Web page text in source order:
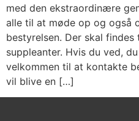
med den ekstraordinære
alle til at møde op og også
bestyrelsen. Der skal
suppleanter. Hvis du ved,
velkommen til at kontakte
vil blive en […]